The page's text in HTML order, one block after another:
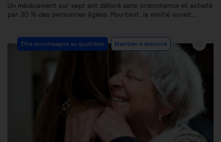
Un médicament sur sept est délivré sans ordonnance et acheté
par 30 % des personnes âgées. Pourtant, la moitié aurait…
Être accompagné au quotidien Maintien à domicile